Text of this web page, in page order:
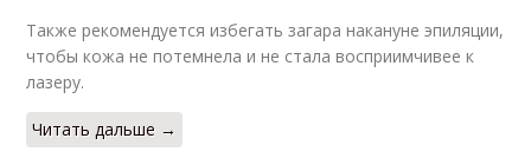
Также рекомендуется избегать загара накануне эпиляции,
чтобы кожа не потемнела и не стала восприимчивее к
лазеру.
Читать дальше →